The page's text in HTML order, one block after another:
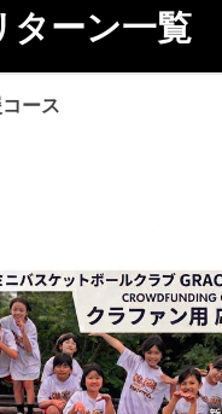
ターン一覧
ース